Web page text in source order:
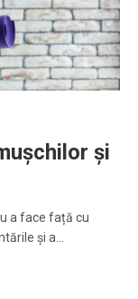
și
a face față cu
și a…